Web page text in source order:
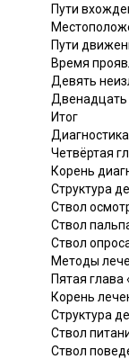
Пути
Пути
Время
Девять
Двенадцать
Итог
Диагностика.
Четвёртая
Корень
Структура
Ствол
Ствол
Ствол
Методы
Пятая глава
Корень
Структура
Ствол
Ствол